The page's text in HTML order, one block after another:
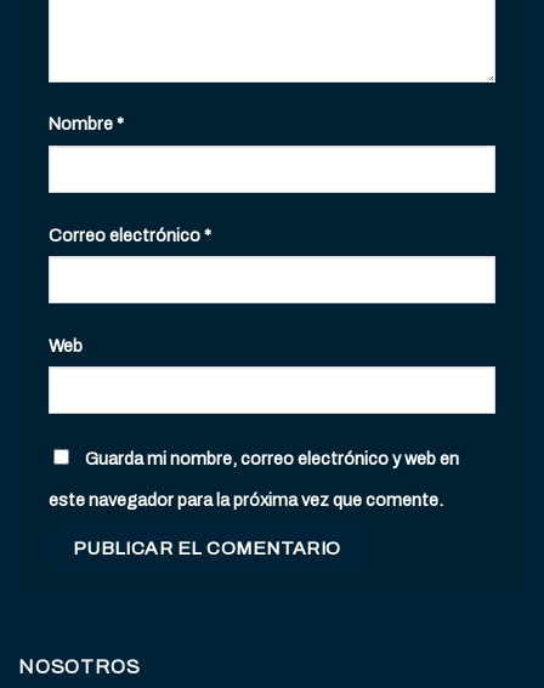
Nombre*
Correo electrónico*
Web
Guarda mi nombre, correo electrónico y web en
este navegador para la próxima vez que comente.
NOSOTROS